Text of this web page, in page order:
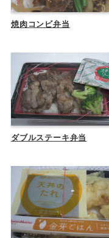
焼肉コンビ弁当
ダブルステーキ弁当